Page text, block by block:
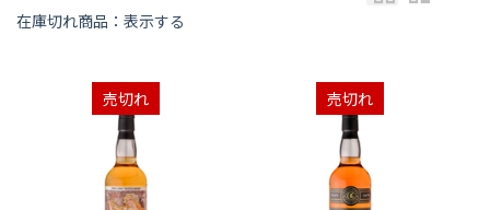
在庫切れ商品：表示する
売切れ 売切れ